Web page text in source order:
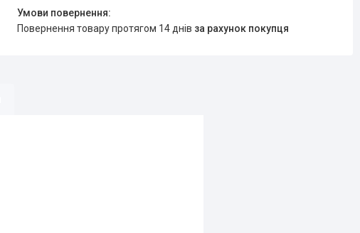
повернення товару протягом 14 днів за рахунок покупця